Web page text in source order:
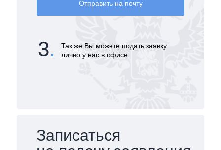
Отправить на почту
3.
Так же Вы можете подать заявку
лично у нас в офисе
нашем офисе.
Записаться